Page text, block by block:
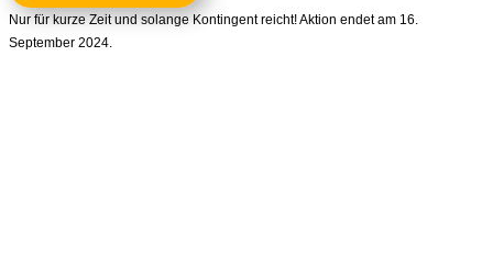
Nur für kurze Zeit und solange Kontingent reicht! Aktion endet am 16.
September 2024.